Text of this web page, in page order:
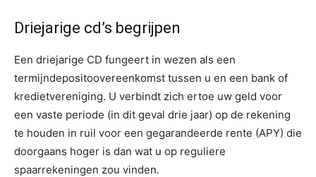
Driejarige cd’s begrijpen
Een driejarige CD fungeert in wezen als een
termijndepositoovereenkomst tussen u en een bank of
kredietvereniging. U verbindt zich ertoe uw geld voor
een vaste periode (in dit geval drie jaar) op de rekening
te houden in ruil voor een gegarandeerde rente (APY) die
doorgaans hoger is dan wat u op reguliere
spaarrekeningen zou vinden.